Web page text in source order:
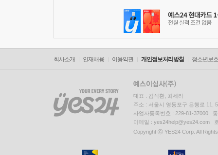
회사소개 인재채용 이용약관 개인정보처리방침 청소년보
대표 : 김석환, 최세라
주소 : 서울시 영등포구 은행로 11,
사업자등록번호 : 229-81-37000
이메일 : yes24help@yes24.com
Copyright ⓒ YES24 Corp. All